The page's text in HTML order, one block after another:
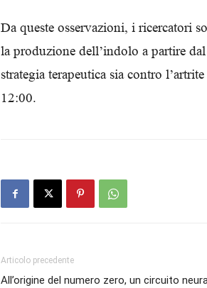
Da queste osservazioni, i ricercatori
la produzione dell’indolo a partire
strategia terapeutica sia contro
12:00.
Articolo precedente
All’origine del numero zero, un circuito